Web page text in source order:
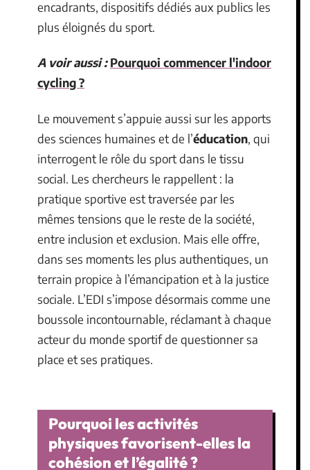
encadrants, dispositifs dédiés aux publics les
plus éloignés du sport.
A voir aussi : Pourquoi commencer l'indoor
cycling ?
Le mouvement s’appuie aussi sur les apports
des sciences humaines et de l’éducation, qui
interrogent le rôle du sport dans le tissu
social. Les chercheurs le rappellent : la
pratique sportive est traversée par les
mêmes tensions que le reste de la société,
entre inclusion et exclusion. Mais elle offre,
dans ses moments les plus authentiques, un
terrain propice à l’émancipation et à la justice
sociale. L’EDI s’impose désormais comme une
boussole incontournable, réclamant à chaque
acteur du monde sportif de questionner sa
place et ses pratiques.
Pourquoi les activités
physiques favorisent-elles la
cohésion et l’égalité ?